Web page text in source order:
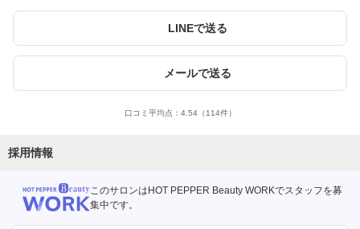
LINEで送る
メールで送る
口コミ平均点： 4.54（114件）
採用情報
このサロンはHOT PEPPER Beauty WORKでスタッフを募
集中です。